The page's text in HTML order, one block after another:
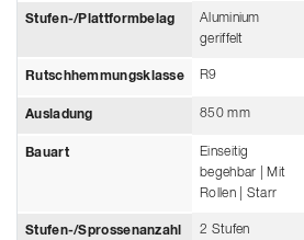
Stufen-/Plattformbelag
Aluminium
geriffelt
Rutschhemmungsklasse R9
Ausladung 850 mm
Bauart
Einseitig
begehbar | Mit
Rollen | Starr
Stufen-/Sprossenanzahl 2 Stufen